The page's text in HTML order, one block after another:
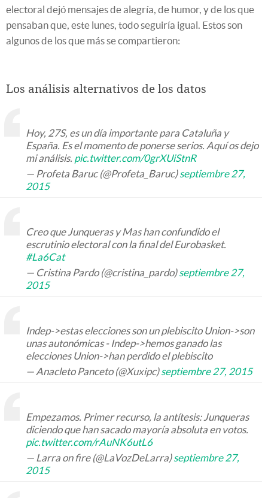
electoral dejó mensajes de alegría, de humor, y de los que
pensaban que, este lunes, todo seguiría igual. Estos son
algunos de los que más se compartieron:
Los análisis alternativos de los datos
Hoy, 27S, es un día importante para Cataluña y
España. Es el momento de ponerse serios. Aquí os dejo
mi análisis. pic.twitter.com/0grXUiStnR
— Profeta Baruc (@Profeta_Baruc)septiembre 27,
2015
Creo que Junqueras y Mas han confundido el
escrutinio electoral con la final del Eurobasket.
#La6Cat
— Cristina Pardo (@cristina_pardo)septiembre 27,
2015
Indep->estas elecciones son un plebiscito Union->son
unas autonómicas - Indep->hemos ganado las
elecciones Union->han perdido el plebiscito
— Anacleto Panceto (@Xuxipc)septiembre 27, 2015
Empezamos. Primer recurso, la antítesis: Junqueras
diciendo que han sacado mayoría absoluta en votos.
pic.twitter.com/rAuNK6utL6
— Larra on fire (@LaVozDeLarra)septiembre 27,
2015